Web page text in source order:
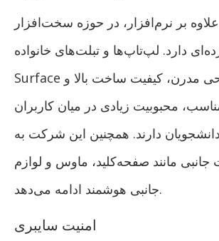
بر نرم‌افزار، در حوزه سخت‌افزار
دارد. لپ‌تاپ‌ها و تبلت‌های خانواده
Surface به دلیل طراحی مدرن، کیفیت ساخت بالا و
محبوبیت زیادی در میان کاربران
دارند. همچنین این شرکت به
جانبی مانند صفحه‌کلید، ماوس و لوازم
جانبی هوشمند ادامه می‌دهد.
امنیت سایبری